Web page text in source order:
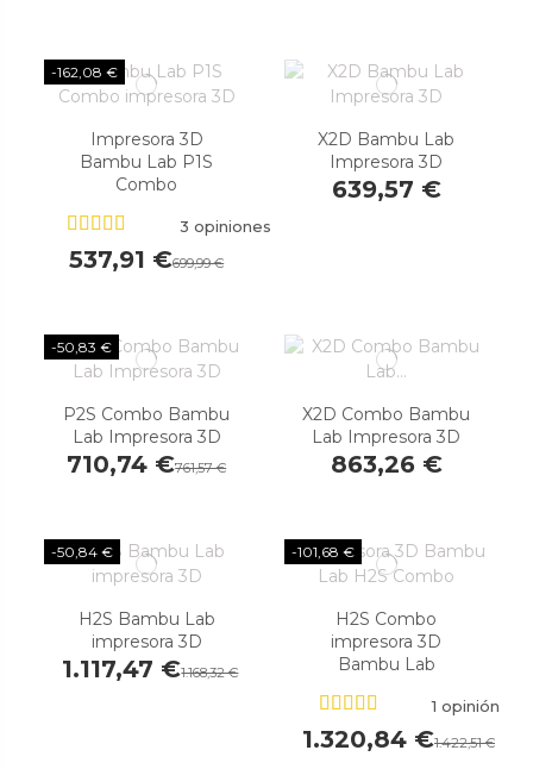
-162,08 €
Impresora 3D
Bambu Lab P1S
Combo
3 opiniones
537,91 €699,99 €
X2D Bambu Lab
Impresora 3D
639,57 €
-50,83 €
P2S Combo Bambu
Lab Impresora 3D
710,74 €761,57 €
X2D Combo Bambu
Lab Impresora 3D
863,26 €
-50,84 €
H2S Bambu Lab
impresora 3D
1.117,47 €1.168,32 €
-101,68 €
H2S Combo
impresora 3D
Bambu Lab
1 opinión
1.320,84 €1.422,51 €